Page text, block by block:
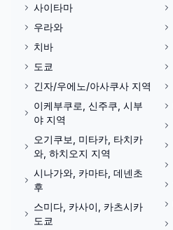
사이타마
우라와
치바
도쿄
긴자/우에노/아사쿠사 지역
이케부쿠로, 신주쿠, 시부
야 지역
오기쿠보, 미타카, 타치카
와, 하치오지 지역
시나가와, 카마타, 데넨초
후
스미다, 카사이, 카츠시카
도쿄